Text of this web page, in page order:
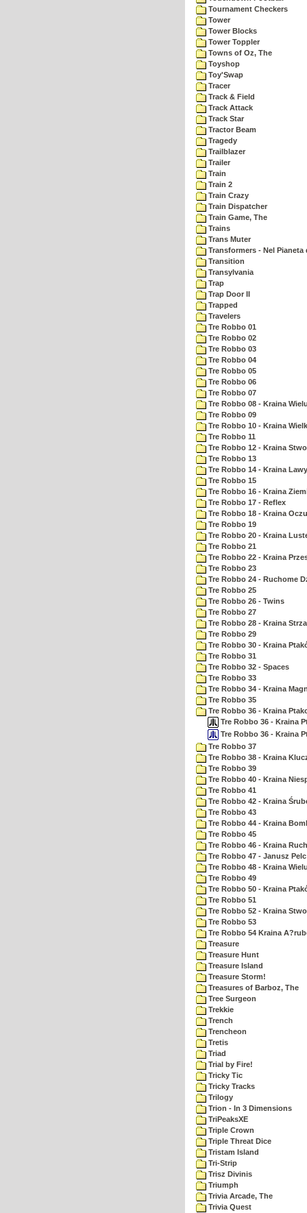
Tournament Checkers
Tower
Tower Blocks
Tower Toppler
Towns of Oz, The
Toyshop
Toy'Swap
Tracer
Track & Field
Track Attack
Track Star
Tractor Beam
Tragedy
Trailblazer
Trailer
Train
Train 2
Train Crazy
Train Dispatcher
Train Game, The
Trains
Trans Muter
Transformers - Nel Pianeta
Transition
Transylvania
Trap
Trap Door II
Trapped
Travelers
Tre Robbo 01
Tre Robbo 02
Tre Robbo 03
Tre Robbo 04
Tre Robbo 05
Tre Robbo 06
Tre Robbo 07
Tre Robbo 08 - Kraina
Tre Robbo 09
Tre Robbo 10 - Kraina
Tre Robbo 11
Tre Robbo 12 - Kraina
Tre Robbo 13
Tre Robbo 14 - Kraina Lawy
Tre Robbo 15
Tre Robbo 16 - Kraina
Tre Robbo 17 - Reflex
Tre Robbo 18 - Kraina Oczu
Tre Robbo 19
Tre Robbo 20 - Kraina
Tre Robbo 21
Tre Robbo 22 - Kraina
Tre Robbo 23
Tre Robbo 24 - Ruchome
Tre Robbo 25
Tre Robbo 26 - Twins
Tre Robbo 27
Tre Robbo 28 - Kraina
Tre Robbo 29
Tre Robbo 30 - Kraina
Tre Robbo 31
Tre Robbo 32 - Spaces
Tre Robbo 33
Tre Robbo 34 - Kraina
Tre Robbo 35
Tre Robbo 36 - Kraina
Tre Robbo 36 - Kraina
Tre Robbo 36 - Kraina
Tre Robbo 37
Tre Robbo 38 - Kraina
Tre Robbo 39
Tre Robbo 40 - Kraina
Tre Robbo 41
Tre Robbo 42 - Kraina
Tre Robbo 43
Tre Robbo 44 - Kraina
Tre Robbo 45
Tre Robbo 46 - Kraina
Tre Robbo 47 - Janusz
Tre Robbo 48 - Kraina
Tre Robbo 49
Tre Robbo 50 - Kraina
Tre Robbo 51
Tre Robbo 52 - Kraina
Tre Robbo 53
Tre Robbo 54 Kraina
Treasure
Treasure Hunt
Treasure Island
Treasure Storm!
Treasures of Barboz, The
Tree Surgeon
Trekkie
Trench
Trencheon
Tretis
Triad
Trial by Fire!
Tricky Tic
Tricky Tracks
Trilogy
Trion - In 3 Dimensions
TriPeaksXE
Triple Crown
Triple Threat Dice
Tristam Island
Tri-Strip
Trisz Divinis
Triumph
Trivia Arcade, The
Trivia Quest